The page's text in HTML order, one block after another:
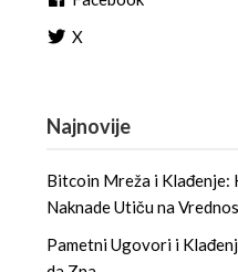
X
Najnovije
Bitcoin Mreža i Klađenje:
Naknade Utiču na
Pametni Ugovori i